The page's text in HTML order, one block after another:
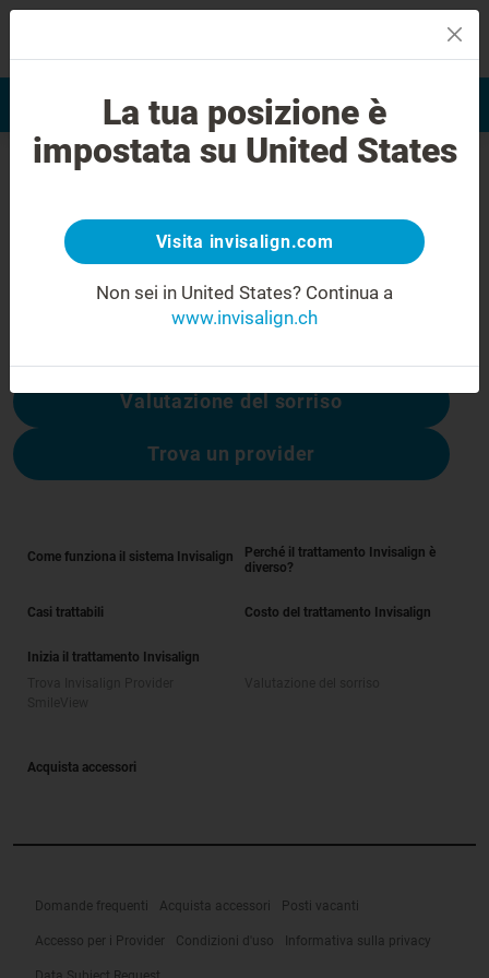
Valutazione del sorriso Trova Invisalign Provider
Errore 404
Non rimanere deluso
Questa pagina non è disponibile, altre sono:
Valutazione del sorriso
Trova un provider
Come funziona il sistema Invisalign
Perché il trattamento Invisalign è
diverso?
Casi trattabili Costo del trattamento Invisalign
Inizia il trattamento Invisalign
Acquista accessori
Domande frequenti Acquista accessori Posti vacanti
Accesso per i Provider Condizioni d'uso Informativa sulla privacy
La tua posizione è
impostata su United States
Visita invisalign.com
Non sei in United States? Continua a
www.invisalign.ch